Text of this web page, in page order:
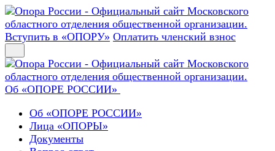
Вступить в «ОПОРУ» Оплатить членский взнос
Об «ОПОРЕ РОССИИ»
Об «ОПОРЕ РОССИИ»
Лица «ОПОРЫ»
Документы